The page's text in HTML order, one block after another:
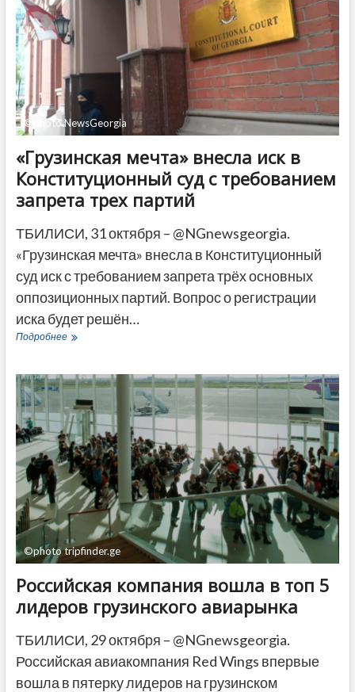
инфраструктуры
©photo NewsGeorgia
«Грузинская мечта» внесла иск в
Конституционный суд с требованием
запрета трех партий
ТБИЛИСИ, 31 октября – @NGnewsgeorgia.
«Грузинская мечта» внесла в Конституционный
суд иск с требованием запрета трёх основных
оппозиционных партий. Вопрос о регистрации
иска будет решён…
Подробнее«Грузинская
иск
в
Конституционный
суд
с
требованием
запрета
трех
партий
©photo tripfinder.ge
Российская компания вошла в топ 5
лидеров грузинского авиарынка
ТБИЛИСИ, 29 октября – @NGnewsgeorgia.
Российская авиакомпания Red Wings впервые
вошла в пятерку лидеров на грузинском